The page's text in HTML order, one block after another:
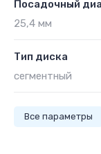
Посадочный
25,4 мм
Тип диска
сегментный
Все параметры